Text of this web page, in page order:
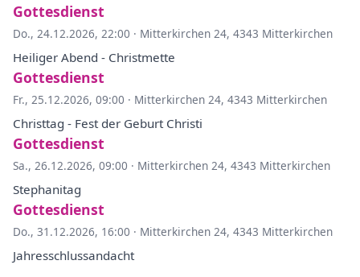
Gottesdienst
Do., 24.12.2026, 22:00 · Mitterkirchen 24, 4343 Mitterkirchen
Heiliger Abend - Christmette
Gottesdienst
Fr., 25.12.2026, 09:00 · Mitterkirchen 24, 4343 Mitterkirchen
Christtag - Fest der Geburt Christi
Gottesdienst
Sa., 26.12.2026, 09:00 · Mitterkirchen 24, 4343 Mitterkirchen
Stephanitag
Gottesdienst
Do., 31.12.2026, 16:00 · Mitterkirchen 24, 4343 Mitterkirchen
Jahresschlussandacht